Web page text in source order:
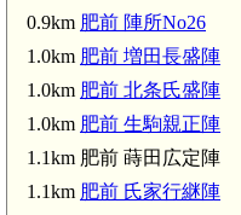
0.9km 肥前 陣所No26
1.0km 肥前 増田長盛陣
1.0km 肥前 北条氏盛陣
1.0km 肥前 生駒親正陣
1.1km 肥前 蒔田広定陣
1.1km 肥前 氏家行継陣